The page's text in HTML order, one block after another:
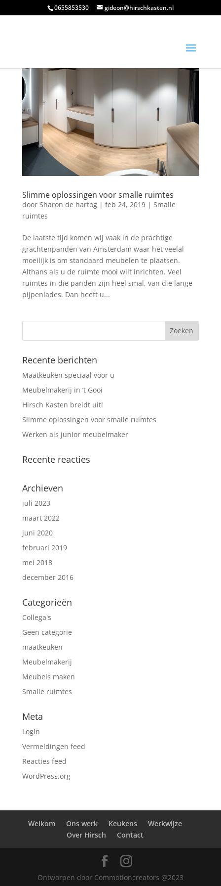
0655853530 gideon@hirschkasten.nl
Slimme oplossingen voor smalle ruimtes
door Sharon de hartog| feb 24, 2019| Smalle
ruimtes
De laatste tijd komen wij vaak in de prachtige
grachtenpanden van Amsterdam waar het veelal
moeilijk is om standaard meubelen te plaatsen.
Althans als u de ruimte mooi wilt inrichten. Veel
ruimtes in die panden zijn heel smal, van die lange
pijpenlades. Dan heeft u...
Recente berichten
Maatkeuken speciaal voor u
Meubelmakerij in ’t Gooi
Hirsch Kasten breidt uit!
Slimme oplossingen voor smalle ruimtes
Werken als junior meubelmaker
Recente reacties
Archieven
juli 2023
maart 2022
juni 2020
februari 2019
mei 2018
december 2016
Categorieën
Collega's
Geen categorie
maatkeuken
Meubelmakerij
Meubels maken
Smalle ruimtes
Meta
Login
Vermeldingen feed
Reacties feed
WordPress.org
Welkom Ons werk Keukens
Werkwijze
Over Hirsch
Contact
Ontworpen door Commotioncreators @2023